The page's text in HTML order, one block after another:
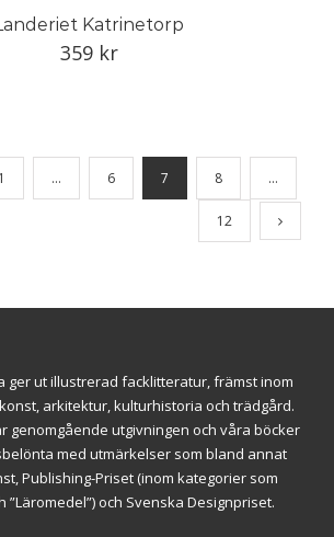
Katrinetorp
359 kr
1 … 6 7 8 …
12
ger ut illustrerad facklitteratur, främst inom
arkitektur, kulturhistoria och trädgård.
genomgående utgivningen och våra böcker
med utmärkelser som bland annat
Publishing-Priset (inom kategorier som
”Läromedel”) och Svenska Designpriset.